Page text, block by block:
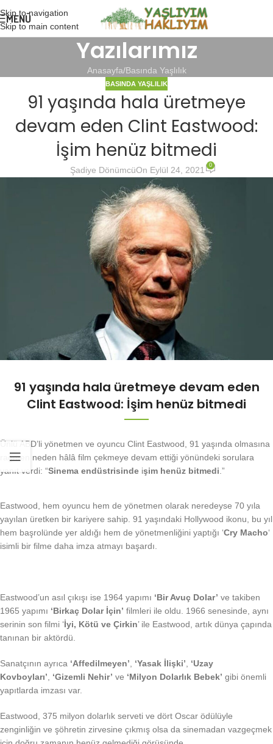
Skip to navigation
Skip to main content
MENÜ
Yazılarımız
Anasayfa Basında Yaşlılık
BASINDA YAŞLILIK
91 yaşında hala üretmeye
devam eden Clint Eastwood:
İşim henüz bitmedi
Şadiye DönümcüOn Eylül 24, 2021 0
91 yaşında hala üretmeye devam eden
Clint Eastwood: İşim henüz bitmedi
Ünlü ABD’li yönetmen ve oyuncu Clint Eastwood, 91 yaşında olmasına
rağmen neden hâlâ film çekmeye devam ettiği yönündeki sorulara
yanıt verdi: “Sinema endüstrisinde işim henüz bitmedi .”
Eastwood, hem oyuncu hem de yönetmen olarak neredeyse 70 yıla
yayılan üretken bir kariyere sahip. 91 yaşındaki Hollywood ikonu, bu yıl
hem başrolünde yer aldığı hem de yönetmenliğini yaptığı ‘Cry Macho‘
isimli bir filme daha imza atmayı başardı.
Eastwood’un asıl çıkışı ise 1964 yapımı ‘Bir Avuç Dolar’ ve takiben
1965 yapımı ‘Birkaç Dolar İçin’ filmleri ile oldu. 1966 senesinde, aynı
serinin son filmi ‘İyi, Kötü ve Çirkin’ ile Eastwood, artık dünya çapında
tanınan bir aktördü.
Sanatçının ayrıca ‘Affedilmeyen’ ‘Yasak İlişki’
‘Uzay
Kovboyları’
‘Gizemli Nehir’ ve ‘Milyon Dolarlık Bebek’ gibi önemli
yapıtlarda imzası var.
Eastwood, 375 milyon dolarlık serveti ve dört Oscar ödülüyle
zenginliğin ve şöhretin zirvesine çıkmış olsa da sinemadan vazgeçmek